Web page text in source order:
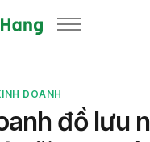
DOANH
đồ lưu